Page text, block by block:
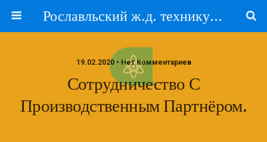
Рославльский ж.д. техникум — филиал ПГУПС
19.02.2020 • Нет Комментариев
Сотрудничество С
Производственным Партнёром.